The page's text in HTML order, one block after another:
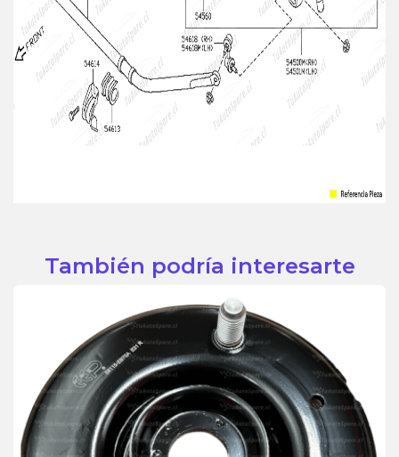
También podría interesarte